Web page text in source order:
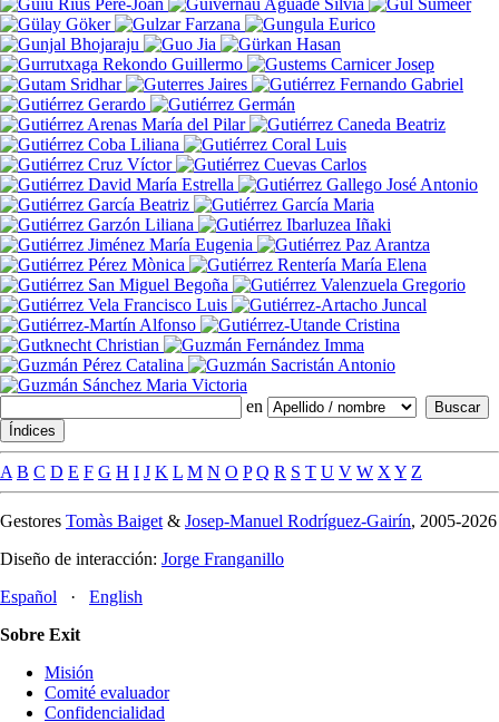
en
A B C D E F G H I J K L M N O P Q R S T U V W XY Z
Gestores Tomàs Baiget& Josep-Manuel Rodríguez-Gairín, 2005-2026
Diseño de interacción: Jorge Franganillo
Español · English
Sobre Exit
Misión
Comité evaluador
Confidencialidad